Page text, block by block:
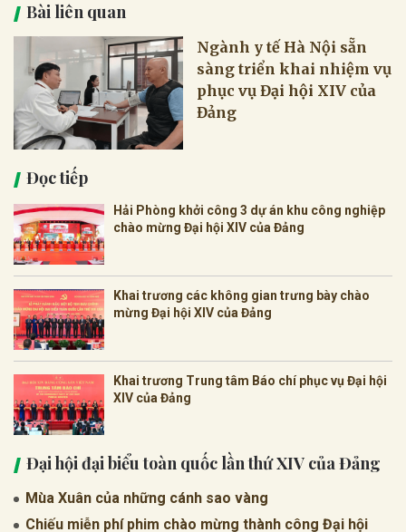
Bài liên quan
Ngành y tế Hà Nội sẵn
sàng triển khai nhiệm vụ
phục vụ Đại hội XIV của
Đảng
Đọc tiếp
Hải Phòng khởi công 3 dự án khu công nghiệp
chào mừng Đại hội XIV của Đảng
Khai trương các không gian trưng bày chào
mừng Đại hội XIV của Đảng
Khai trương Trung tâm Báo chí phục vụ Đại hội
XIV của Đảng
Đại hội đại biểu toàn quốc lần thứ XIV của Đảng
Mùa Xuân của những cánh sao vàng
Chiếu miễn phí phim chào mừng thành công Đại hội